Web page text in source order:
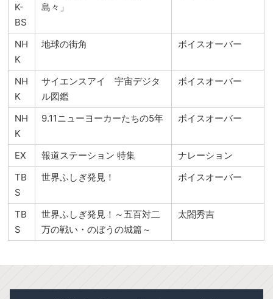
K-
BS
島々」
NH
K
地球の街角 ボイスオーバー
NH
K
サイエンスアイ 宇宙デジタ
ル図鑑
ボイスオーバー
NH
K
9.11ニューヨーカーたちの5年 ボイスオーバー
EX 報道ステーション 特集
ナレーション
TB
S
世界ふしぎ発見！ ボイスオーバー
TB
S
世界ふしぎ発見！～五百対二
万の戦い・のぼうの城篇～
太閤秀吉